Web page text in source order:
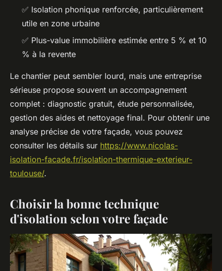
✅ Isolation phonique renforcée, particulièrement
utile en zone urbaine
✅ Plus-value immobilière estimée entre 5 % et 10
% à la revente
Le chantier peut sembler lourd, mais une entreprise
sérieuse propose souvent un accompagnement
complet : diagnostic gratuit, étude personnalisée,
gestion des aides et nettoyage final. Pour obtenir une
analyse précise de votre façade, vous pouvez
consulter les détails sur https://www.nicolas-
isolation-facade.fr/isolation-thermique-exterieur-
toulouse/.
Choisir la bonne technique
d'isolation selon votre façade